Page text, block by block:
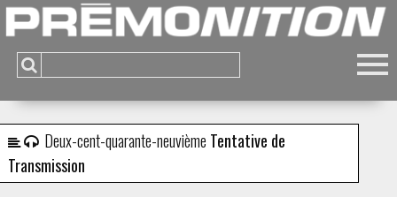
Deux-cent-quarante-neuvième Tentative de
Transmission